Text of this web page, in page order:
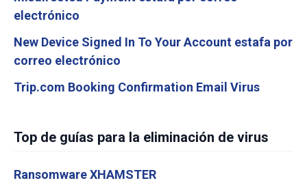
electrónico
New Device Signed In To Your Account estafa por
correo electrónico
Trip.com Booking Confirmation Email Virus
Top de guías para la eliminación de virus
Ransomware XHAMSTER